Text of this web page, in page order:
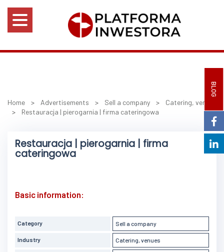
BLOG
Home > Advertisements > Sell a company > Catering, venues
> Restauracja | pierogarnia | firma cateringowa
Restauracja | pierogarnia | firma
cateringowa
Basic information:
Category Sell a company
Industry Catering, venues